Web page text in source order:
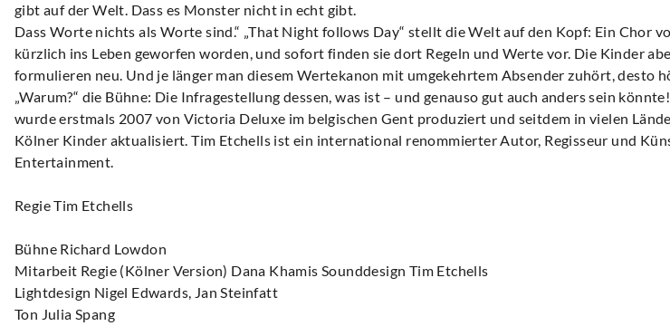
gibt auf der Welt. Dass es Monster nicht in echt gibt.
Dass Worte nichts als Worte sind.“ „That Night follows Day“ stellt die Welt auf den Kopf: Ein Chor
kürzlich ins Leben geworfen worden, und sofort finden sie dort Regeln und Werte vor. Die Kinder
formulieren neu. Und je länger man diesem Wertekanon mit umgekehrtem Absender zuhört, desto
„Warum?“ die Bühne: Die Infragestellung dessen, was ist – und genauso gut auch anders sein
wurde erstmals 2007 von Victoria Deluxe im belgischen Gent produziert und seitdem in vielen
Kölner Kinder aktualisiert. Tim Etchells ist ein international renommierter Autor, Regisseur und
Entertainment.
Regie Tim Etchells
Bühne Richard Lowdon
Mitarbeit Regie (Kölner Version) Dana Khamis Sounddesign Tim Etchells
Lightdesign Nigel Edwards, Jan Steinfatt
Ton Julia Spang